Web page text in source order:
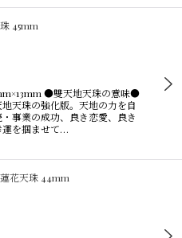
45mm
●雙天地天珠の意味●
天珠の強化版。天地の力を自
事業の成功、良き恋愛、良き
運を掴ませて…
花天珠 44mm